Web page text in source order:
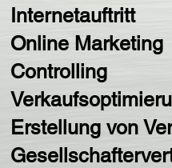
Internetauftritt
Online Marketing
Controlling
Erstellung von